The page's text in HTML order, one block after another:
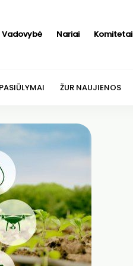
Vadovybė Nariai Komitetai
ŽUR NAUJIENOS